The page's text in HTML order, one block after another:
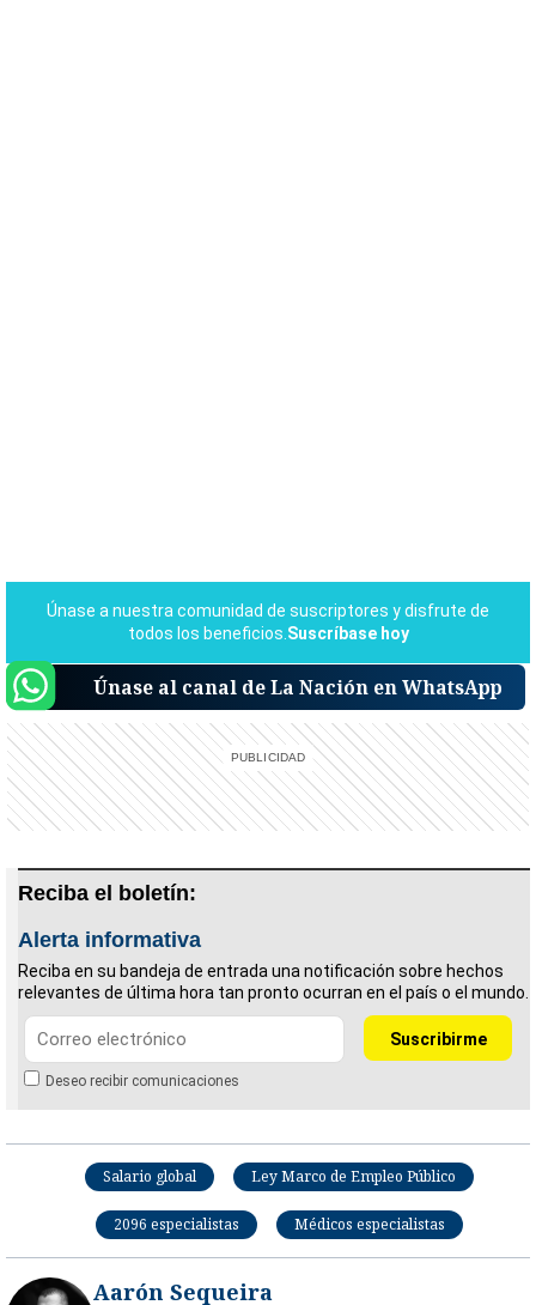
Únase al canal de La Nación en WhatsApp
Reciba el boletín:
Alerta informativa
Reciba en su bandeja de entrada una notificación sobre hechos
relevantes de última hora tan pronto ocurran en el país o el mundo.
Deseo recibir comunicaciones
Salario global Ley Marco de Empleo Público
2096 especialistas Médicos especialistas
Aarón Sequeira